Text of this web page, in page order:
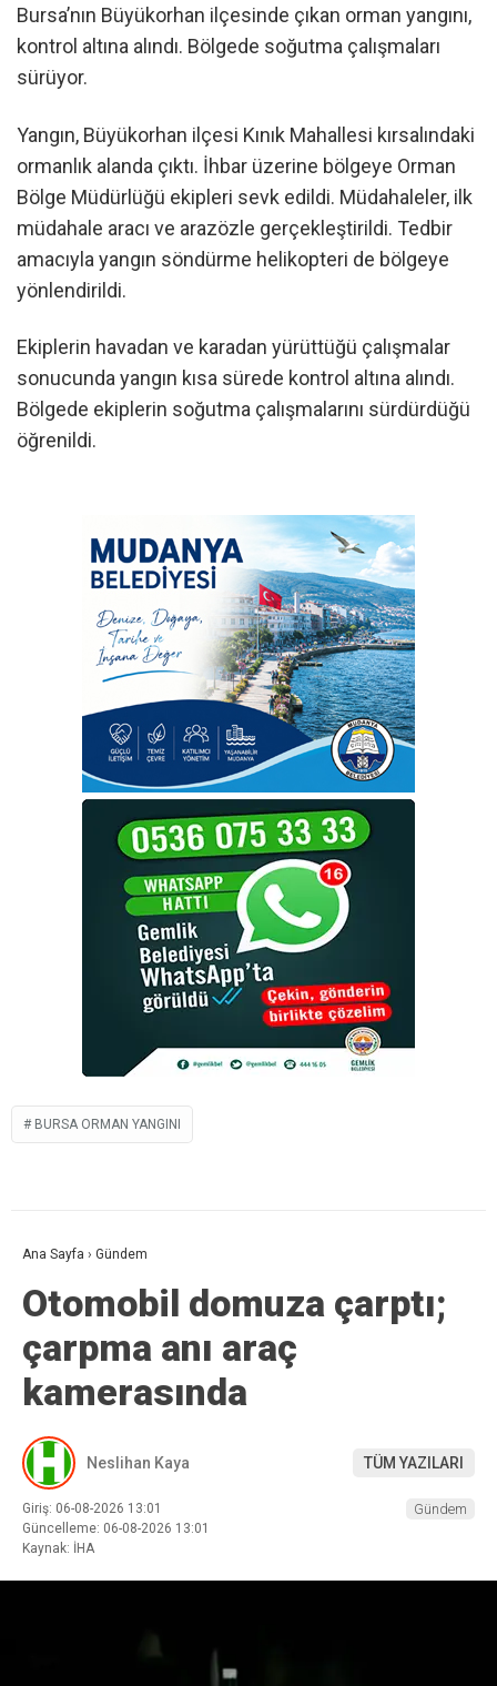
Bursa’nın Büyükorhan ilçesinde çıkan orman yangını,
kontrol altına alındı. Bölgede soğutma çalışmaları
sürüyor.
Yangın, Büyükorhan ilçesi Kınık Mahallesi kırsalındaki
ormanlık alanda çıktı. İhbar üzerine bölgeye Orman
Bölge Müdürlüğü ekipleri sevk edildi. Müdahaleler, ilk
müdahale aracı ve arazözle gerçekleştirildi. Tedbir
amacıyla yangın söndürme helikopteri de bölgeye
yönlendirildi.
Ekiplerin havadan ve karadan yürüttüğü çalışmalar
sonucunda yangın kısa sürede kontrol altına alındı.
Bölgede ekiplerin soğutma çalışmalarını sürdürdüğü
öğrenildi.
BURSA ORMAN YANGINI
Ana Sayfa › Gündem
Otomobil domuza çarptı;
çarpma anı araç
kamerasında
Neslihan Kaya TÜM YAZILARI
Giriş: 06-08-2026 13:01
Güncelleme: 06-08-2026 13:01
Kaynak: İHA
Gündem